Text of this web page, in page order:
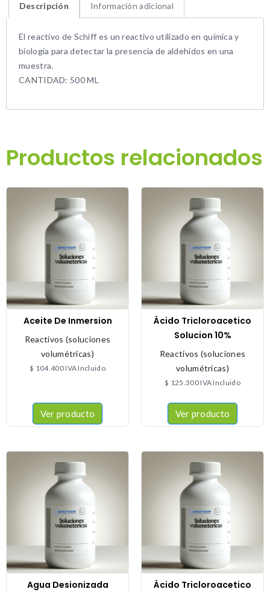
Descripción Información adicional
El reactivo de Schiff es un reactivo utilizado en química y
biología para detectar la presencia de aldehídos en una
muestra.
CANTIDAD: 500 ML
Productos relacionados
Aceite De Inmersion
Reactivos (soluciones
volumétricas)
$ 104.400IVA Incluido
Ver producto
Ácido Tricloroacetico
Solucion 10%
Reactivos (soluciones
volumétricas)
$ 125.300IVA Incluido
Ver producto
Agua Desionizada
Ácido Tricloroacetico